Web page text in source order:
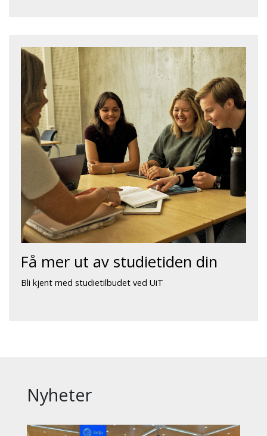
Få mer ut av studietiden din
Bli kjent med studietilbudet ved UiT
Nyheter